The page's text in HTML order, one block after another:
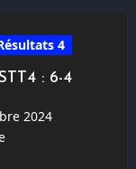
4
: 6-4
2024